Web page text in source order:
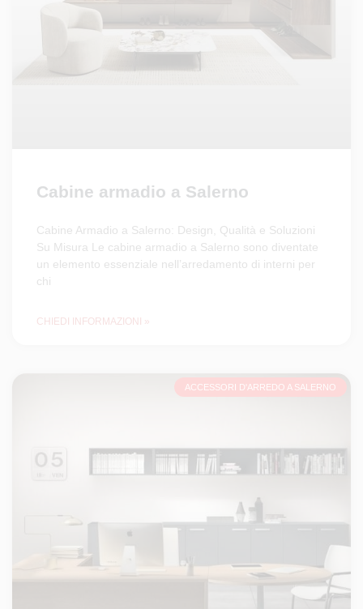
Cabine armadio a Salerno
Cabine Armadio a Salerno: Design, Qualità e Soluzioni
Su Misura Le cabine armadio a Salerno sono diventate
un elemento essenziale nell’arredamento di interni per
chi
CHIEDI INFORMAZIONI »
ACCESSORI D'ARREDO A SALERNO